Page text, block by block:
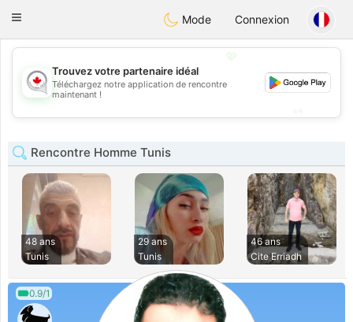
CANADIAN chat
Toggle
Mode Connexion
💖
💕
Trouvez votre partenaire idéal
Téléchargez notre application de rencontre
maintenant !
Rencontre Homme Tunis
48 ans
Tunis
29 ans
Tunis
46 ans
Cite Erriadh
0.9/1